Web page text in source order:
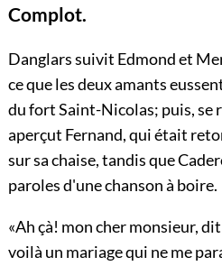
Complot.
Danglars suivit Edmond et
ce que les deux amants
du fort Saint-Nicolas; puis, se
aperçut Fernand, qui était
sur sa chaise, tandis que
paroles d'une chanson à boire.
«Ah çà! mon cher monsieur,
voilà un mariage qui ne me